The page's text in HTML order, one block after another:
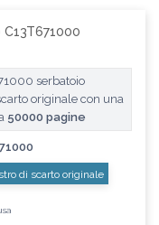
serbatoio
originale con una
50000 pagine
di scarto originale